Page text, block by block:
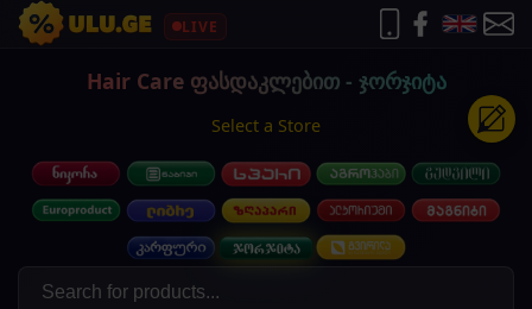
LIVE
Hair Care ფასდაკლებით - ჯორჯიტა
Select a Store